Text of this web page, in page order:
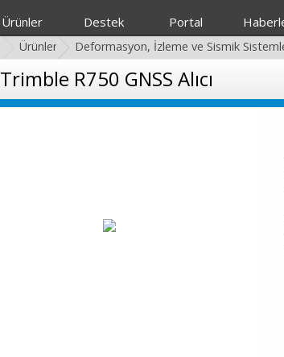
Ürünler Destek Portal
Ürünler Deformasyon, İzleme ve Sismik
Trimble R750 GNSS Alıcı
< >